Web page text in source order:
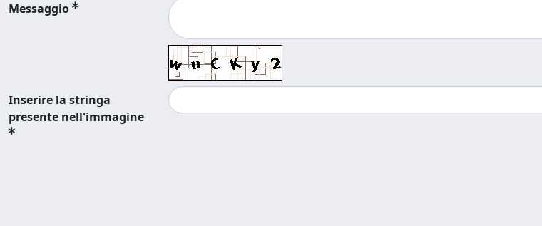
Messaggio
Inserire la stringa
presente nell'immagine